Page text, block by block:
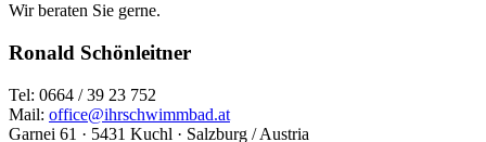
Wir beraten Sie gerne.
Ronald Schönleitner
Tel: 0664 / 39 23 752
Mail: office@ihrschwimmbad.at
Garnei 61 · 5431 Kuchl · Salzburg / Austria